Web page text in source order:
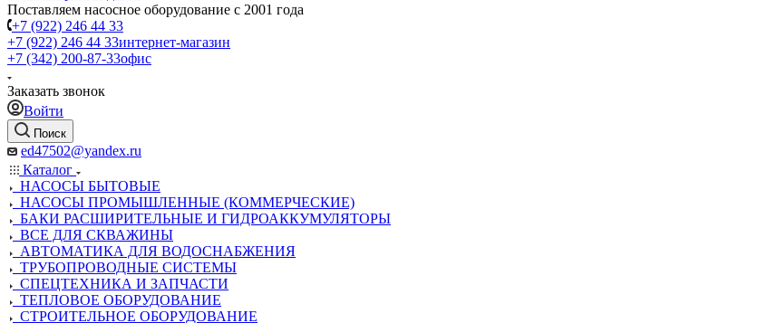
Поставляем насосное оборудование с 2001 года
+7 (922) 246 44 33
+7 (922) 246 44 33интернет-магазин
+7 (342) 200-87-33офис
Заказать звонок
Войти
Поиск
ed47502@yandex.ru
Каталог
НАСОСЫ БЫТОВЫЕ
НАСОСЫ ПРОМЫШЛЕННЫЕ (КОММЕРЧЕСКИЕ)
БАКИ РАСШИРИТЕЛЬНЫЕ И ГИДРОАККУМУЛЯТОРЫ
ВСЕ ДЛЯ СКВАЖИНЫ
АВТОМАТИКА ДЛЯ ВОДОСНАБЖЕНИЯ
ТРУБОПРОВОДНЫЕ СИСТЕМЫ
СПЕЦТЕХНИКА И ЗАПЧАСТИ
ТЕПЛОВОЕ ОБОРУДОВАНИЕ
СТРОИТЕЛЬНОЕ ОБОРУДОВАНИЕ